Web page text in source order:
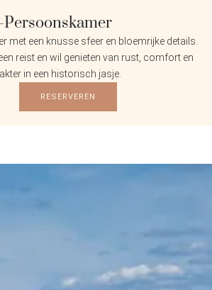
Persoonskamer
met een knusse sfeer en bloemrijke details.
reist en wil genieten van rust, comfort en
in een historisch jasje.
RESERVEREN